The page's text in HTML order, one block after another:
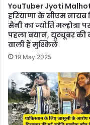
YouTuber Jyoti
हरियाणा के सीएम नायब
सैनी का ज्योति मल्होत्रा
पहला बयान, यूट्यूबर की
वाली हैं मुश्किलें
19 May 2025